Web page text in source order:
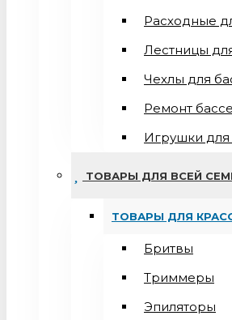
Расходные
Лестницы
Чехлы для
Ремонт
Игрушки для
ТОВАРЫ ДЛЯ ВСЕЙ
ТОВАРЫ ДЛЯ
Бритвы
Триммеры
Эпиляторы